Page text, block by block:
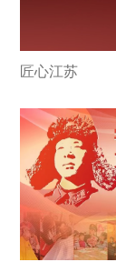
匠心江苏